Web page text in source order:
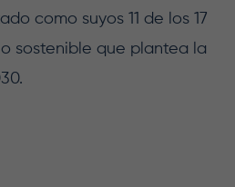
como suyos 11 de los 17
sostenible que plantea la